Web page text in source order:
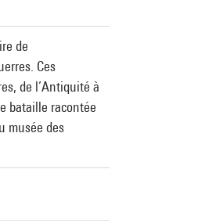
de
Ces
de l’Antiquité à
bataille racontée
musée des